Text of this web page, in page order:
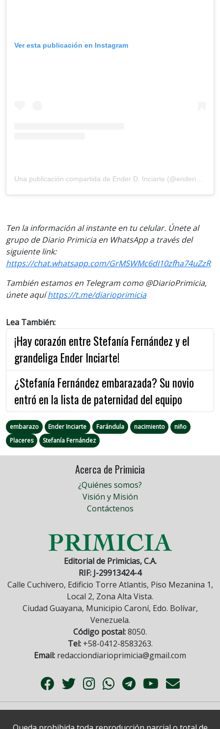
Ver esta publicación en Instagram
Ten la información al instante en tu celular. Únete al
grupo de Diario Primicia en WhatsApp a través del
siguiente link:
https://chat.whatsapp.com/GrMSWMc6dI10zfha74uZzR
También estamos en Telegram como @DiarioPrimicia,
únete aquíhttps://t.me/diarioprimicia
Lea También:
¡Hay corazón entre Stefanía Fernández y el
grandeliga Ender Inciarte!
¿Stefanía Fernández embarazada? Su novio
entró en la lista de paternidad del equipo
embarazo Ender Inciarte Farándula nacimiento
niño
Placeres
Stefanía Fernández
Acerca de Primicia
¿Quiénes somos?
Visión y Misión
Contáctenos
Editorial de Primicias, C.A.
RIF: J-29913424-4
Calle Cuchivero, Edificio Torre Atlantis, Piso Mezanina 1,
Local 2, Zona Alta Vista.
Ciudad Guayana, Municipio Caroní, Edo. Bolívar,
Venezuela.
Código postal:8050.
Tel:+58-0412-8583263.
Email: redacciondiarioprimicia@gmail.com